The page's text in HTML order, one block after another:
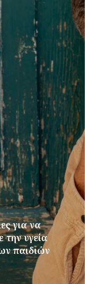
για να
την υγεία
παιδιών